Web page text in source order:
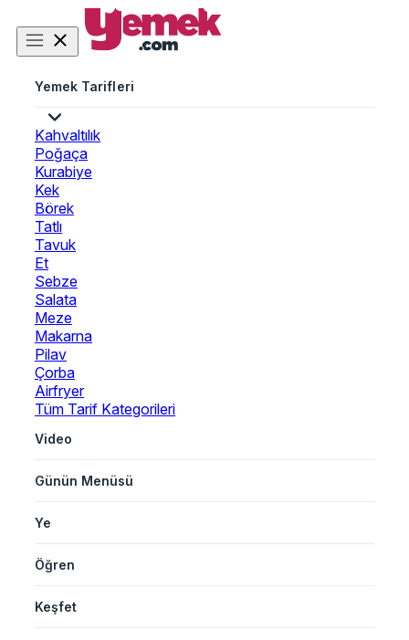
Yemek Tarifleri
Kahvaltılık
Poğaça
Kurabiye
Kek
Börek
Tatlı
Tavuk
Et
Sebze
Salata
Meze
Makarna
Pilav
Çorba
Airfryer
Tüm Tarif Kategorileri
Video
Günün Menüsü
Ye
Öğren
Keşfet